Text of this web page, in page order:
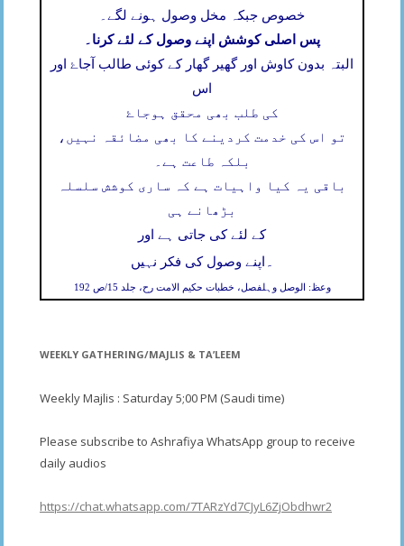
خصوص جبکہ مخل وصول ہونے لگے۔
پس اصلی کوشش اپنے وصول کے لئے کرنا۔
البتہ بدون کاوش اور گھیر گھار کے کوئی طالب آجاۓ اور
اس
کی طلب بھی محقق ہوجاۓ
تو اس کی خدمت کردینے کا بھی مضائقہ نہیں،
بلکہ طاعت ہے۔
باقی یہ کیا واہیات ہے کہ ساری کوشش سلسلہ
بڑھانے ہی
کے لئے کی جاتی ہے اور
اپنے وصول کی فکر نہیں ۔
وعظ: الوصل وہلفصل، خطبات حکیم الامت رح، جلد 15/ص 192
WEEKLY GATHERING/MAJLIS & TA’LEEM
Weekly Majlis : Saturday 5;00 PM (Saudi time)
Please subscribe to Ashrafiya WhatsApp group to receive
daily audios
https://chat.whatsapp.com/7TARzYd7CJyL6ZjObdhwr2